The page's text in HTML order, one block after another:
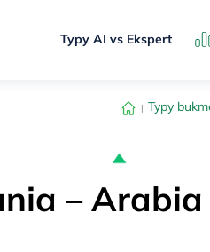
Typy AI vs Ekspert
Typy
–